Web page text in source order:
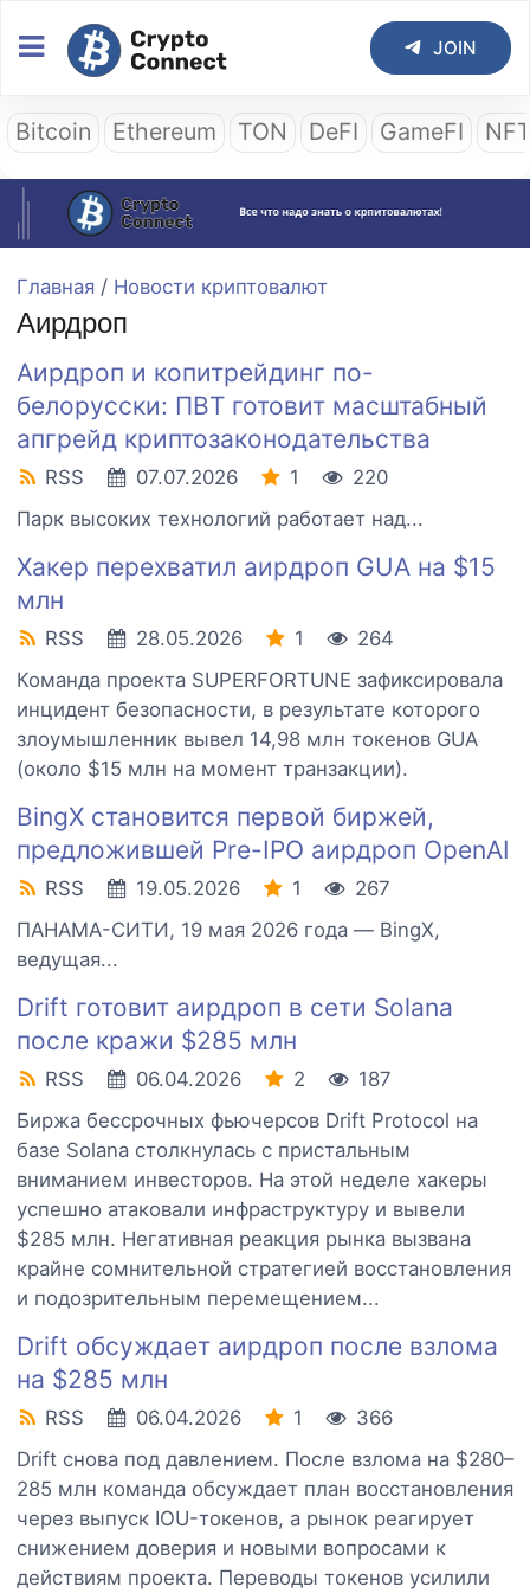
JOIN
Bitcoin Ethereum TON DeFI GameFI
Главная / Новости криптовалют
Аирдроп
Аирдроп и копитрейдинг по-
белорусски: ПВТ готовит масштабный
апгрейд криптозаконодательства
RSS 07.07.2026 1
220
Парк высоких технологий работает над...
Хакер перехватил аирдроп GUA на $15
млн
RSS 28.05.2026 1
264
Команда проекта SUPERFORTUNE зафиксировала
инцидент безопасности, в результате которого
злоумышленник вывел 14,98 млн токенов GUA
(около $15 млн на момент транзакции).
BingX становится первой биржей,
предложившей Pre-IPO аирдроп OpenAI
RSS 19.05.2026 1
267
ПАНАМА-СИТИ, 19 мая 2026 года — BingX,
ведущая...
Drift готовит аирдроп в сети Solana
после кражи $285 млн
RSS 06.04.2026 2
187
Биржа бессрочных фьючерсов Drift Protocol на
базе Solana столкнулась с пристальным
вниманием инвесторов. На этой неделе хакеры
успешно атаковали инфраструктуру и вывели
$285 млн. Негативная реакция рынка вызвана
крайне сомнительной стратегией восстановления
и подозрительным перемещением...
Drift обсуждает аирдроп после взлома
на $285 млн
RSS 06.04.2026 1
366
Drift снова под давлением. После взлома на $280–
285 млн команда обсуждает план восстановления
через выпуск IOU-токенов, а рынок реагирует
снижением доверия и новыми вопросами к
действиям проекта. Переводы токенов усилили